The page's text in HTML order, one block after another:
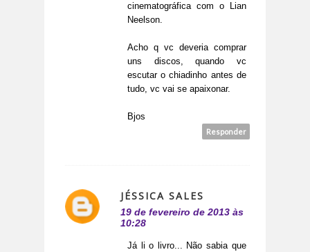
cinematográfica com o Lian
Neelson.
Acho q vc deveria comprar
uns discos, quando vc
escutar o chiadinho antes de
tudo, vc vai se apaixonar.
Bjos
Responder
JÉSSICA SALES
19 de fevereiro de 2013 às
10:28
Já li o livro... Não sabia que